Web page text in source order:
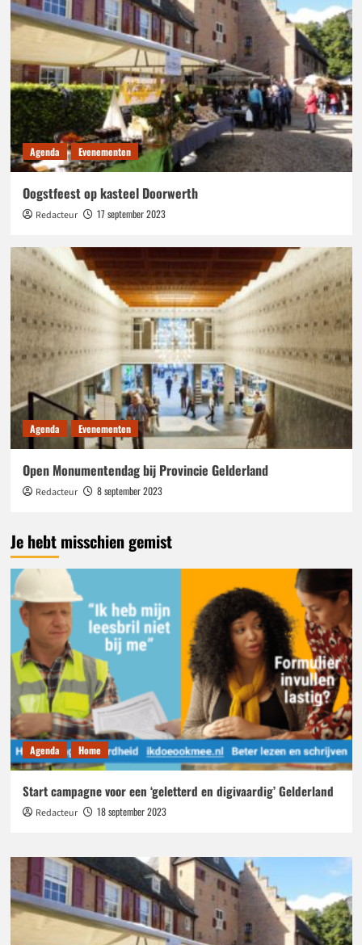
Agenda Evenementen
Oogstfeest op kasteel Doorwerth
Redacteur 17 september 2023
Agenda Evenementen
Open Monumentendag bij Provincie Gelderland
Redacteur 8 september 2023
Je hebt misschien gemist
Agenda Home
Start campagne voor een ‘geletterd en digivaardig’ Gelderland
Redacteur 18 september 2023